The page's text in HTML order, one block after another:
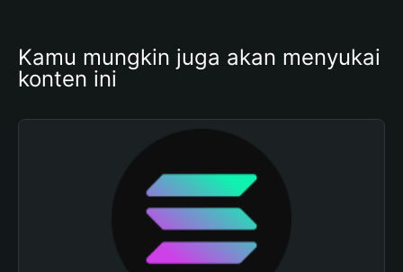
Kamu mungkin juga akan menyukai
konten ini